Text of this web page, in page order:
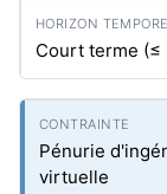
Court terme (≤
Pénurie
virtuelle